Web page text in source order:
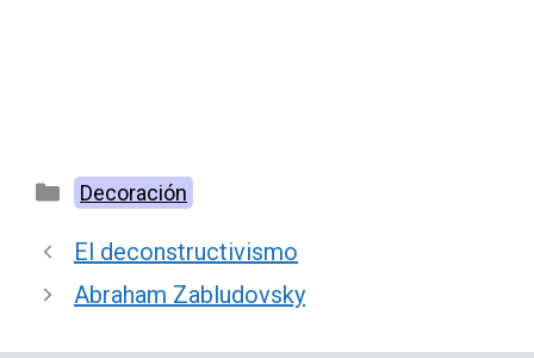
Categorías
Decoración
El deconstructivismo
Abraham Zabludovsky